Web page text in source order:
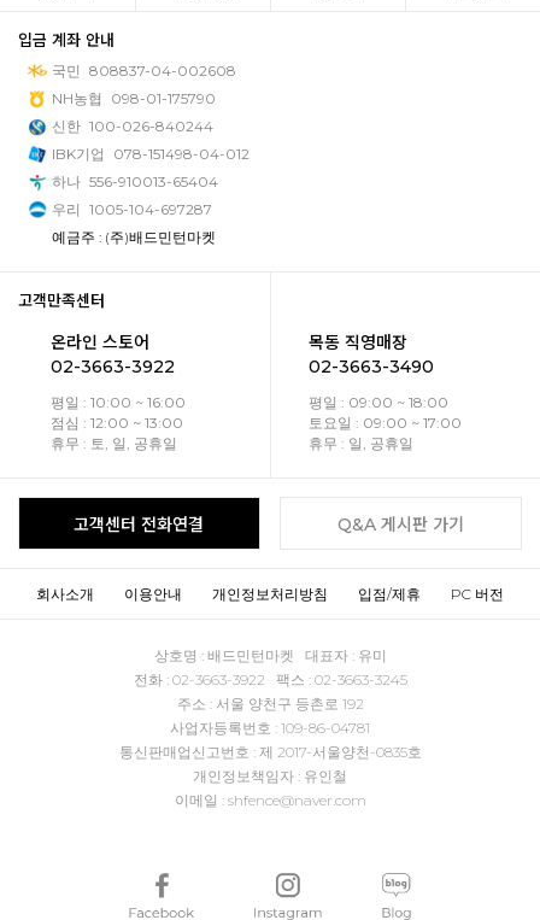
입금 계좌 안내
국민 808837-04-002608
NH농협
098-01-175790
신한 100-026-840244
IBK기업
078-151498-04-012
하나 556-910013-65404
우리 1005-104-697287
예금주 : (주)배드민턴마켓
고객만족센터
온라인 스토어
02-3663-3922
평일 : 10:00 ~ 16:00
점심 : 12:00 ~ 13:00
휴무 : 토, 일, 공휴일
목동 직영매장
02-3663-3490
평일 : 09:00 ~ 18:00
토요일 : 09:00 ~ 17:00
휴무 : 일, 공휴일
고객센터 전화연결 Q&A 게시판 가기
회사소개 이용안내 개인정보처리방침 입점/제휴 PC 버전
상호명 : 배드민턴마켓 대표자 : 유미
전화 : 02-3663-3922 팩스 : 02-3663-3245
주소 : 서울 양천구 등촌로 192
사업자등록번호 : 109-86-04781
통신판매업신고번호 : 제 2017-서울양천-0835호
개인정보책임자 : 유인철
이메일 : shfence@naver.com